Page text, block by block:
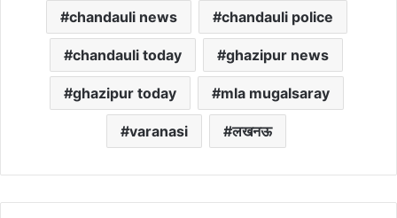
chandauli news chandauli police
chandauli today ghazipur news
ghazipur today mla mugalsaray
varanasi लखनऊ